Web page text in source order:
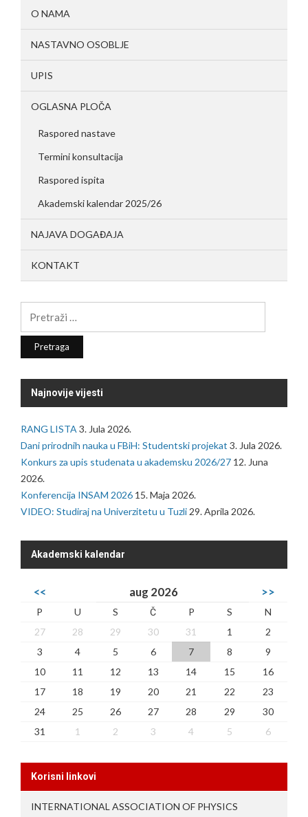
O NAMA
NASTAVNO OSOBLJE
UPIS
OGLASNA PLOČA
Raspored nastave
Termini konsultacija
Raspored ispita
Akademski kalendar 2025/26
NAJAVA DOGAĐAJA
KONTAKT
Najnovije vijesti
RANG LISTA 3. Jula 2026.
Dani prirodnih nauka u FBiH: Studentski projekat 3. Jula 2026.
Konkurs za upis studenata u akademsku 2026/27 12. Juna
2026.
Konferencija INSAM 2026 15. Maja 2026.
VIDEO: Studiraj na Univerzitetu u Tuzli 29. Aprila 2026.
Akademski kalendar
<< aug 2026 >>
P U S Č P S
N
27
28 29 30 31 1
2
3
4 5 6 7 8
9
10
11 12 13 14 15
16
17
18 19 20 21 22
23
24
25 26 27 28 29
30
31
1 2 3 4 5 6
Korisni linkovi
INTERNATIONAL ASSOCIATION OF PHYSICS